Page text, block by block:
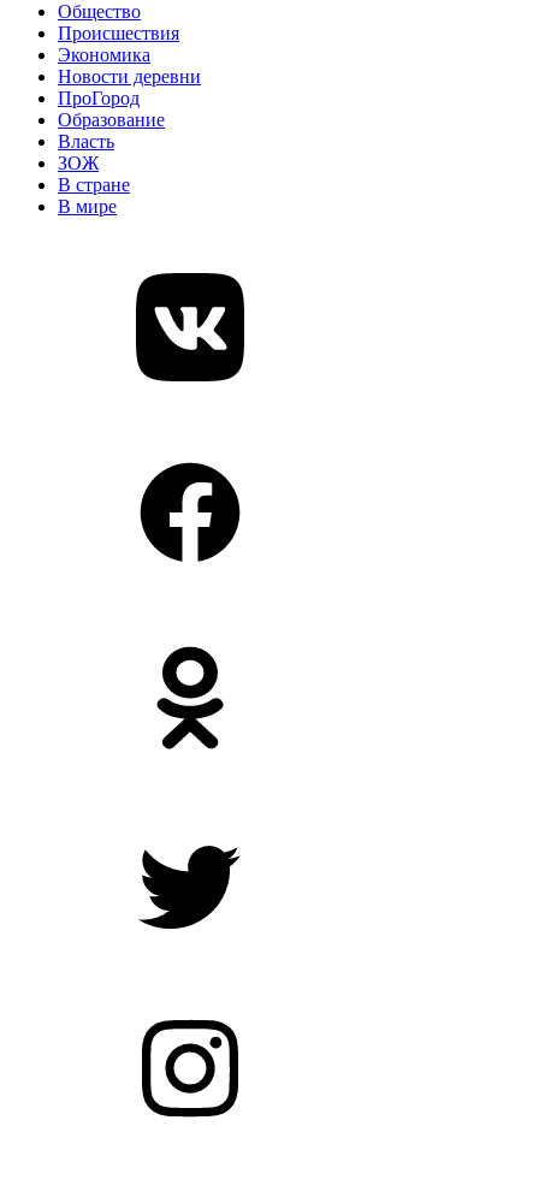
Общество
Происшествия
Экономика
Новости деревни
ПроГород
Образование
Власть
ЗОЖ
В стране
В мире